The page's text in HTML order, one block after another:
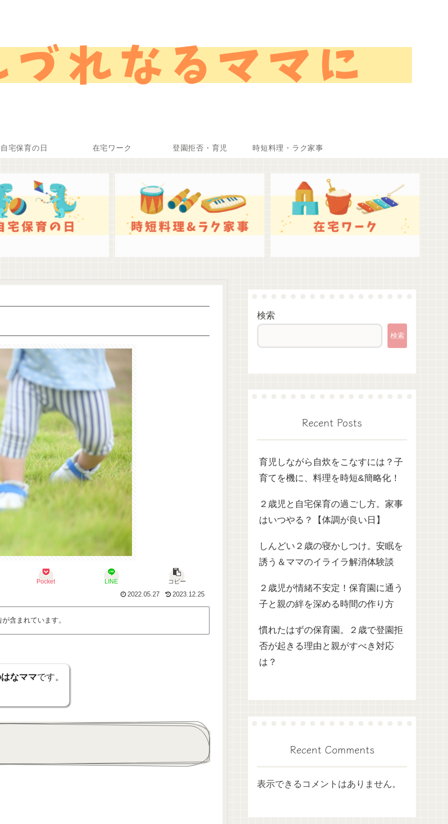
自宅保育の日 在宅ワーク 登園拒否・育児 時短料理・ラク家事
Pocket LINE
コピー
2022.05.27
2023.12.25
含まれています。
なママです。
検索
検索
Recent Posts
育児しながら自炊をこなすには？子
育てを機に、料理を時短&簡略化！
２歳児と自宅保育の過ごし方。家事
はいつやる？【体調が良い日】
しんどい２歳の寝かしつけ。安眠を
誘う＆ママのイライラ解消体験談
２歳児が情緒不安定！保育園に通う
子と親の絆を深める時間の作り方
慣れたはずの保育園。２歳で登園拒
否が起きる理由と親がすべき対応
は？
Recent Comments
表示できるコメントはありません。